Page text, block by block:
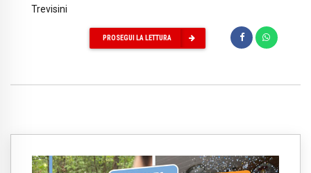
Trevisini
PROSEGUI LA LETTURA